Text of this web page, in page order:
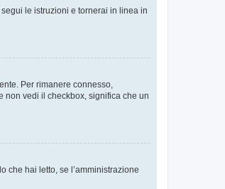
, segui le istruzioni e tornerai in linea in
Per rimanere connesso,
non vedi il checkbox, significa che un
che hai letto, se l’amministrazione